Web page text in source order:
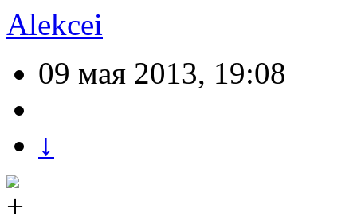
Alekcei
09 мая 2013, 19:08
↓